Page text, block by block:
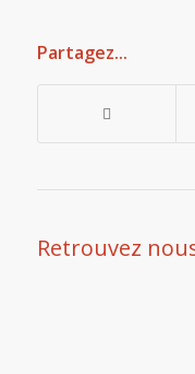
Partagez...
Retrouvez